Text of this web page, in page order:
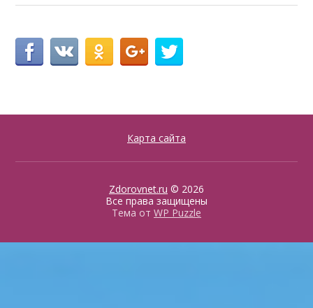
Карта сайта
Zdorovnet.ru © 2026
Все права защищены
Тема от WP Puzzle